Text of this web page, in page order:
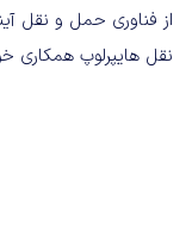
از فناوری حمل و نقل
نقل هایپرلوپ همکاری